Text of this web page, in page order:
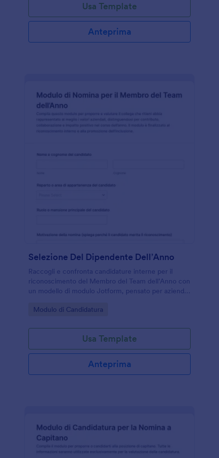
Usa Template
Anteprima
Selezione Del Dipendente Dell’Anno
Raccogli e confronta candidature interne per il
riconoscimento del Membro del Team dell’Anno con
un modello di modulo Jotform, pensato per aziende
risultati, valori e contributi.
Go to Category:
Modulo di Candidatura
Usa Template
Anteprima